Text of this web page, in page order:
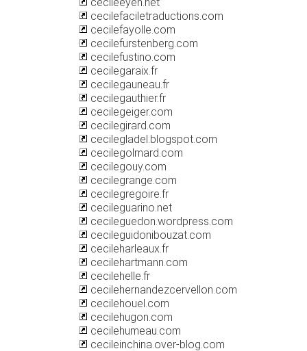
cecilefaciletraductions.com
cecilefayolle.com
cecilefurstenberg.com
cecilefustino.com
cecilegaraix.fr
cecilegauneau.fr
cecilegauthier.fr
cecilegeiger.com
cecilegirard.com
cecilegladel.blogspot.com
cecilegolmard.com
cecilegouy.com
cecilegrange.com
cecilegregoire.fr
cecileguarino.net
cecileguedon.wordpress.com
cecileguidonibouzat.com
cecileharleaux.fr
cecilehartmann.com
cecilehelle.fr
cecilehernandezcervellon.com
cecilehouel.com
cecilehugon.com
cecilehumeau.com
cecileinchina.over-blog.com